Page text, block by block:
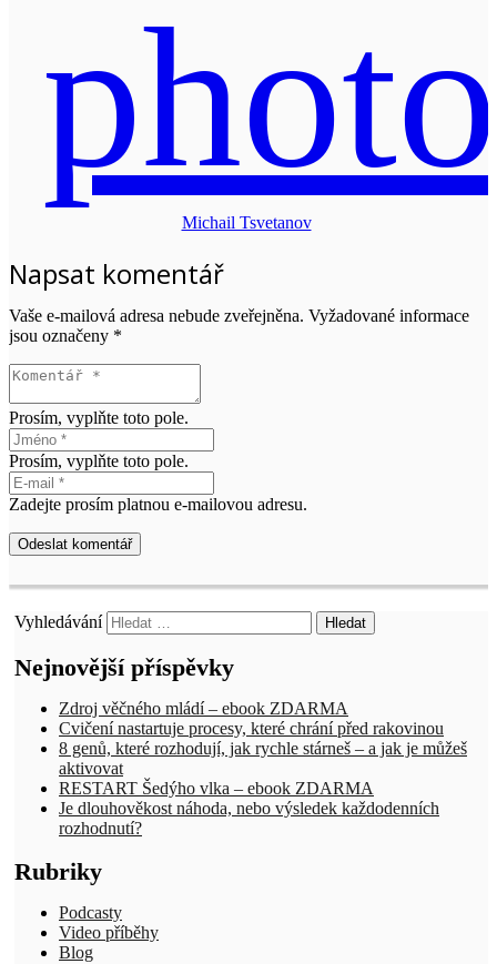
Michail Tsvetanov
Napsat komentář
Vaše e-mailová adresa nebude zveřejněna. Vyžadované informace
jsou označeny *
Prosím, vyplňte toto pole.
Prosím, vyplňte toto pole.
Zadejte prosím platnou e-mailovou adresu.
Odeslat komentář
Vyhledávání
Nejnovější příspěvky
Zdroj věčného mládí – ebook ZDARMA
Cvičení nastartuje procesy, které chrání před rakovinou
8 genů, které rozhodují, jak rychle stárneš – a jak je můžeš
aktivovat
RESTART Šedýho vlka – ebook ZDARMA
Je dlouhověkost náhoda, nebo výsledek každodenních
rozhodnutí?
Rubriky
Podcasty
Video příběhy
Blog